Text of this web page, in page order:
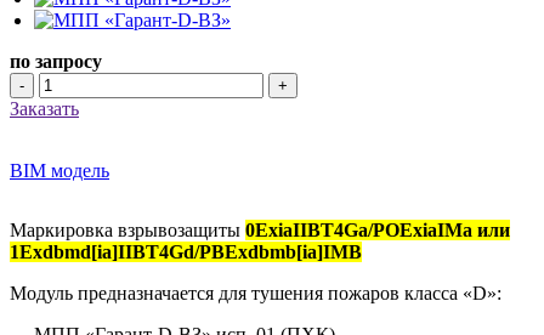
по запросу
- +
Заказать
BIM модель
Маркировка взрывозащиты 0ExiaIIBT4Ga/POExiaIMa или
1Exdbmd[ia]IIBT4Gd/PBExdbmb[ia]IMB
Модуль предназначается для тушения пожаров класса «D»: